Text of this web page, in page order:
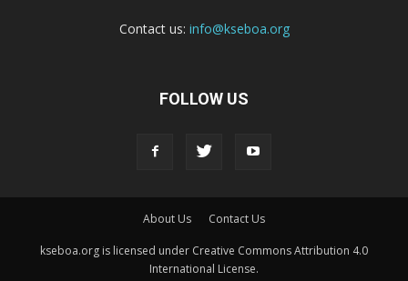
Contact us: info@kseboa.org
FOLLOW US
About Us Contact Us
kseboa.org is licensed under Creative Commons Attribution 4.0
International License.